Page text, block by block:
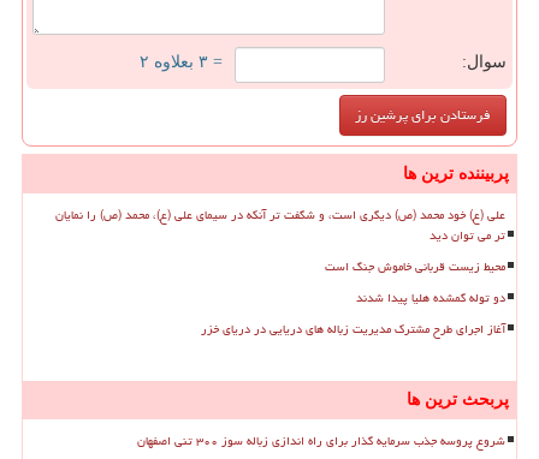
سوال: = ۳ بعلاوه ۲
پربیننده ترین ها
علی (ع) خود محمد (ص) دیگری است، و شگفت تر آنکه در سیمای علی (ع)، محمد (ص) را نمایان
تر می توان دید
محیط زیست قربانی خاموش جنگ است
دو توله گمشده هلیا پیدا شدند
آغاز اجرای طرح مشترک مدیریت زباله های دریایی در دریای خزر
پربحث ترین ها
شروع پروسه جذب سرمایه گذار برای راه اندازی زباله سوز ۳۰۰ تنی اصفهان